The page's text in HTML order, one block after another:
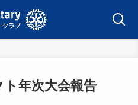
年次大会報告